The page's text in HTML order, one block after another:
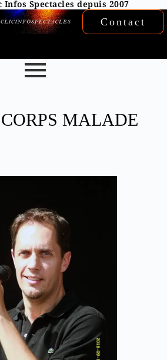
Infos Spectacles depuis 2007
Contact
MALADE